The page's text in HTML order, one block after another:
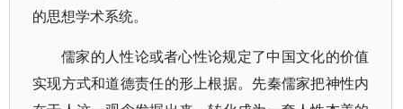
的思想学术系统。
儒家的人性论或者心性论规定了中国文化的价值
实现方式和道德责任的形上根据。先秦儒家把神性内